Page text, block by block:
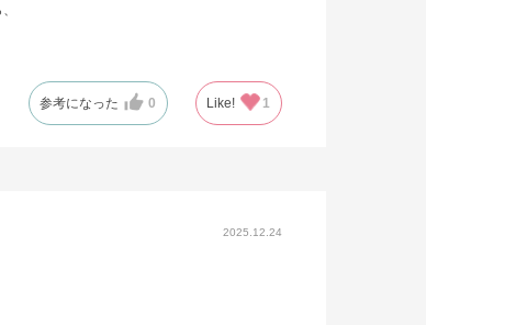
参考になった 0 Like! 1
2025.12.24